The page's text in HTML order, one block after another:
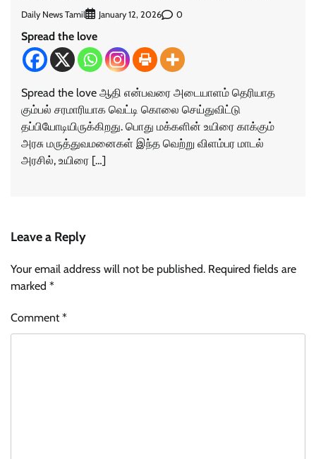
Daily News Tamil January 12, 2026 0
Spread the love
Spread the love ஆதி என்பவரை அடையாளம் தெரியாத
கும்பல் சரமாரியாக வெட்டி கொலை செய்துவிட்டு
தப்பியோடியிருக்கிறது. பொது மக்களின் உயிரை காக்கும்
அரசு மருத்துவமனைகள் இந்த வெற்று விளம்பர மாடல்
அரசில், உயிரை […]
Leave a Reply
Your email address will not be published. Required fields are
marked *
Comment*